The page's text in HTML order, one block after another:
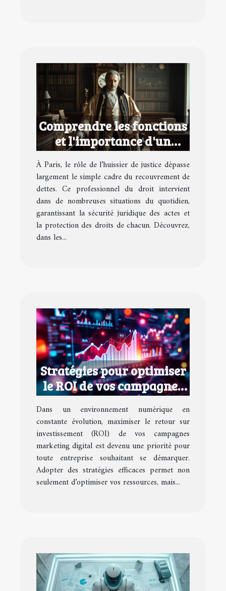
Comprendre les fonctions
et l'importance d'un
huissier de justice à Paris
À Paris, le rôle de l’huissier de justice dépasse
largement le simple cadre du recouvrement de
dettes. Ce professionnel du droit intervient
dans de nombreuses situations du quotidien,
garantissant la sécurité juridique des actes et
la protection des droits de chacun. Découvrez,
dans les...
Stratégies pour optimiser
le ROI de vos campagnes
marketing digital
Dans un environnement numérique en
constante évolution, maximiser le retour sur
investissement (ROI) de vos campagnes
marketing digital est devenu une priorité pour
toute entreprise souhaitant se démarquer.
Adopter des stratégies efficaces permet non
seulement d’optimiser vos ressources, mais...